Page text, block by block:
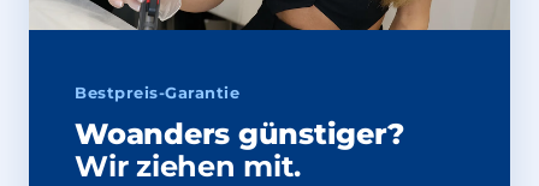
Bestpreis-Garantie
Woanders günstiger?
Wir ziehen mit.